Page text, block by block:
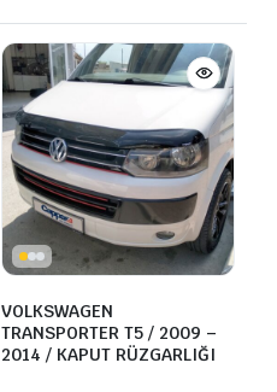
VOLKSWAGEN
TRANSPORTER T5 / 2009 –
2014 / KAPUT RÜZGARLIĞI